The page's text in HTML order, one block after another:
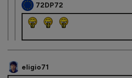
72DP72
eligio71